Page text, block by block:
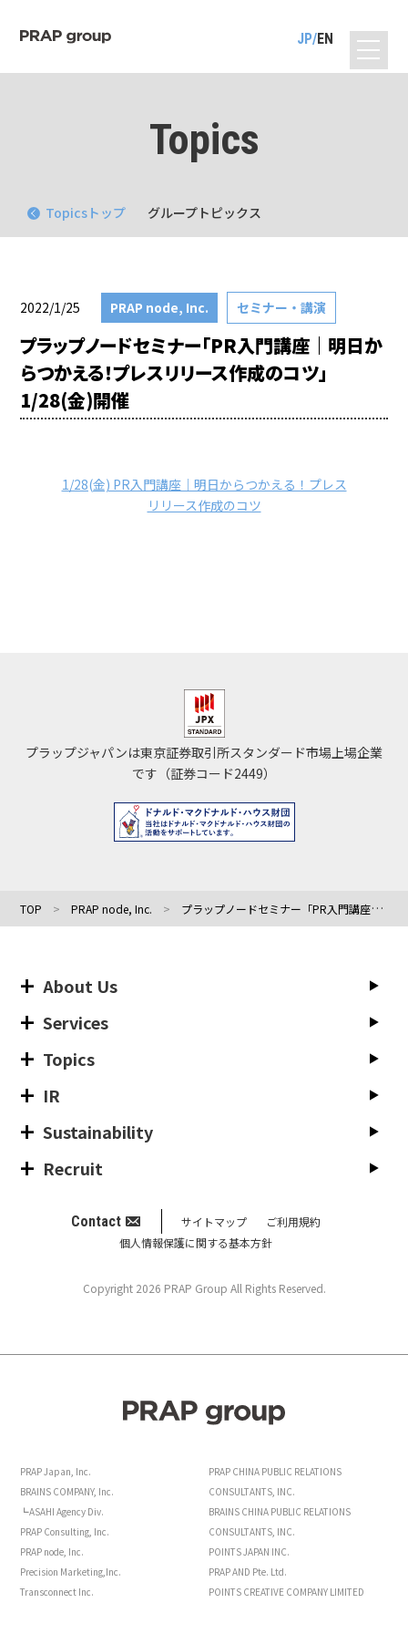
JP EN
Topics
グループトピックス
Topicsトップ
2022/1/25 PRAP node, Inc. セミナー・講演
プラップノードセミナー「PR入門講座｜明日か
らつかえる！プレスリリース作成のコツ」
1/28(金)開催
1/28(金) PR入門講座｜明日からつかえる！プレス
リリース作成のコツ
プラップジャパンは東京証券取引所スタンダード市場上場企業
です（証券コード2449）
TOP PRAP node, Inc. プラップノードセミナー「PR入門講座｜明日からつかえる！プレスリリース作成のコツ」1/28(金)開催
About Us
Services
Topics
IR
Sustainability
Recruit
Contact サイトマップ
ご利用規約
個人情報保護に関する基本方針
Copyright 2026 PRAP Group All Rights Reserved.
PRAP Japan, Inc.
BRAINS COMPANY, Inc.
┗ASAHI Agency Div.
PRAP Consulting, Inc.
PRAP node, Inc.
Precision Marketing,Inc.
Transconnect Inc.
PRAP CHINA PUBLIC RELATIONS
CONSULTANTS, INC.
BRAINS CHINA PUBLIC RELATIONS
CONSULTANTS, INC.
POINTS JAPAN INC.
PRAP AND Pte. Ltd.
POINTS CREATIVE COMPANY LIMITED